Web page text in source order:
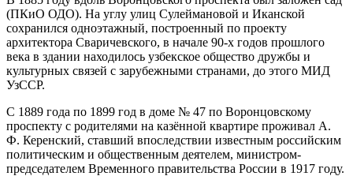
(ПКиО ОДО). На углу улиц Сулеймановой и Иканской
сохранился одноэтажный, построенный по проекту
архитектора Сваричевского, в начале 90-х годов прошлого
века в здании находилось узбекское общество дружбы и
культурных связей с зарубежными странами, до этого МИД
УзССР.
С 1889 года по 1899 год в доме № 47 по Воронцовскому
проспекту с родителями на казённой квартире проживал А.
Ф. Керенский, ставший впоследствии известным российским
политическим и общественным деятелем, министром-
председателем Временного правительства России в 1917 году.